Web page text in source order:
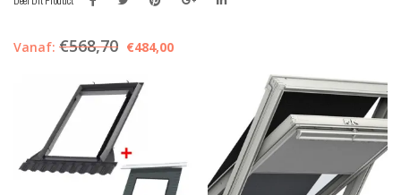
Vanaf: €568,70 €484,00